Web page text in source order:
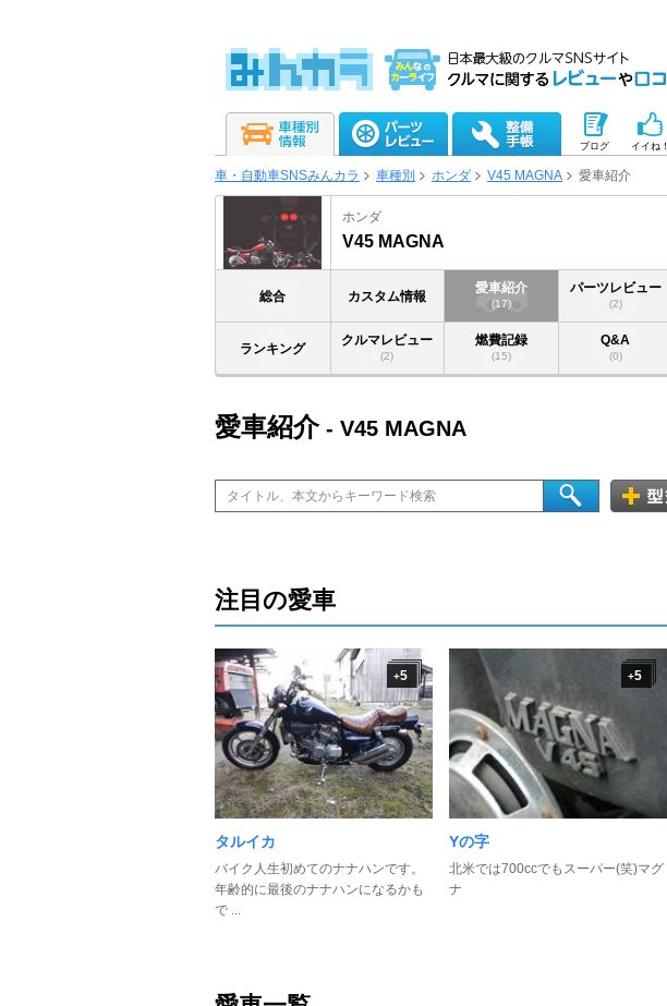
ブログ イイね！
車・自動車SNSみんカラ 車種別 ホンダ V45 MAGNA 愛車紹介
ホンダ
V45 MAGNA
総合 カスタム情報
愛車紹介
(17)
パーツレビュー
(2)
ランキング
クルマレビュー
(2)
燃費記録
(15)
Q&A
(0)
愛車紹介- V45 MAGNA
注目の愛車
+5
タルイカ
バイク人生初めてのナナハンです。
年齢的に最後のナナハンになるかも
で ...
+5
Yの字
北米では700ccでもスーパー(笑)マグ
ナ